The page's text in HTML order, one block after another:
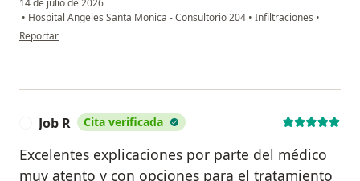
14 de julio de 2026
• Hospital Angeles Santa Monica - Consultorio 204 • Infiltraciones •
en opinión del usuario Marycarmen Salazar
Reportar
Job R Cita verificada
Excelentes explicaciones por parte del médico
muy atento y con opciones para el tratamiento